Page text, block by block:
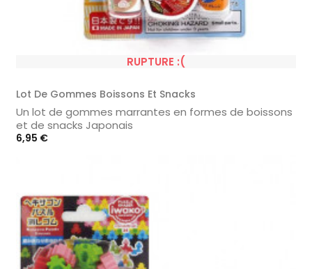
RUPTURE :(
Lot De Gommes Boissons Et Snacks
Un lot de gommes marrantes en formes de boissons
et de snacks Japonais
Prix
6,95 €